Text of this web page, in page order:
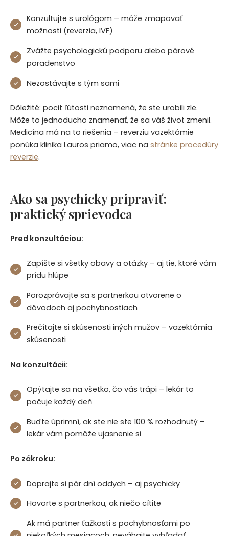
Konzultujte s urológom – môže zmapovať
možnosti (reverzia, IVF)
Zvážte psychologickú podporu alebo párové
poradenstvo
Nezostávajte s tým sami
Dôležité: pocit ľútosti neznamená, že ste urobili zle.
Môže to jednoducho znamenať, že sa váš život zmenil.
Medicína má na to riešenia – reverziu vazektómie
ponúka klinika Lauros priamo, viac na stránke procedúry
reverzie.
Ako sa psychicky pripraviť:
praktický sprievodca
Pred konzultáciou:
Zapíšte si všetky obavy a otázky – aj tie, ktoré vám
prídu hlúpe
Porozprávajte sa s partnerkou otvorene o
dôvodoch aj pochybnostiach
Prečítajte si skúsenosti iných mužov – vazektómia
skúsenosti
Na konzultácii:
Opýtajte sa na všetko, čo vás trápi – lekár to
počuje každý deň
Buďte úprimní, ak ste nie ste 100 % rozhodnutý –
lekár vám pomôže ujasnenie si
Po zákroku:
Doprajte si pár dní oddych – aj psychicky
Hovorte s partnerkou, ak niečo cítite
Ak má partner ťažkosti s pochybnosťami po